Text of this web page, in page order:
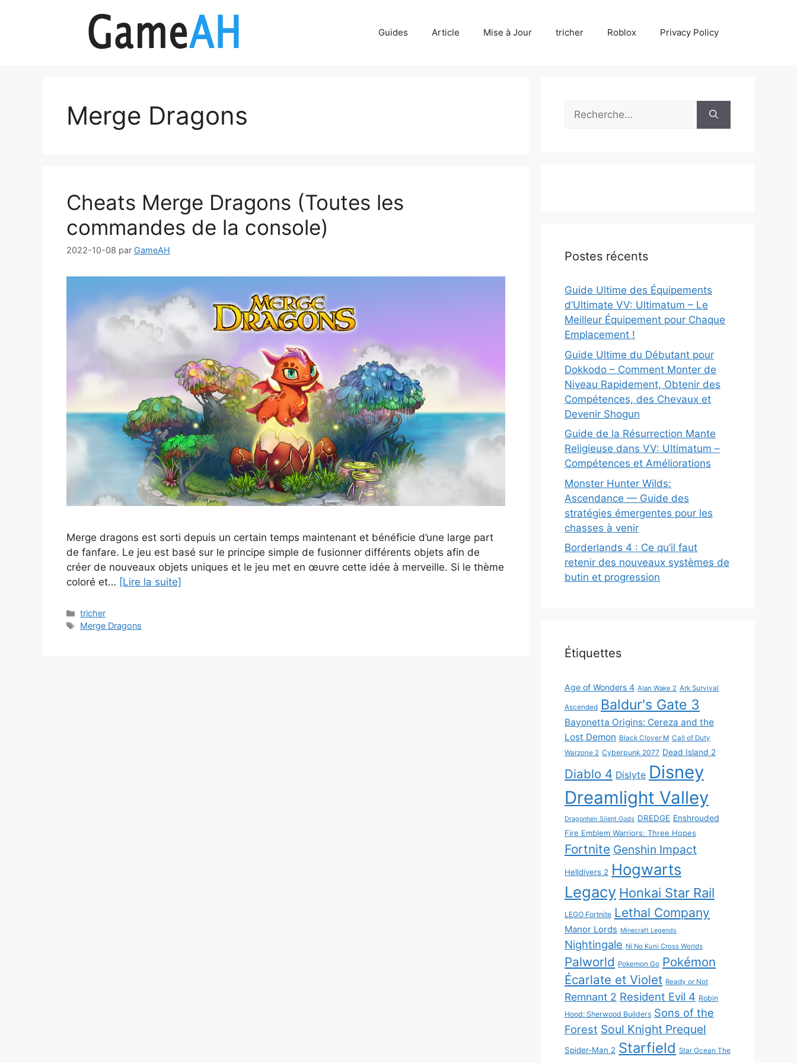
Guides Article Mise à Jour tricher Roblox Privacy Policy
Merge Dragons
Cheats Merge Dragons (Toutes les
commandes de la console)
2022-10-08 par GameAH
Merge dragons est sorti depuis un certain temps maintenant et bénéficie d’une large part
de fanfare. Le jeu est basé sur le principe simple de fusionner différents objets afin de
créer de nouveaux objets uniques et le jeu met en œuvre cette idée à merveille. Si le thème
coloré et… [Lire la suite]
Catégories
tricher
Étiquettes
Merge Dragons
Rechercher :
Postes récents
Guide Ultime des Équipements
d’Ultimate VV: Ultimatum – Le
Meilleur Équipement pour Chaque
Emplacement !
Guide Ultime du Débutant pour
Dokkodo – Comment Monter de
Niveau Rapidement, Obtenir des
Compétences, des Chevaux et
Devenir Shogun
Guide de la Résurrection Mante
Religieuse dans VV: Ultimatum –
Compétences et Améliorations
Monster Hunter Wilds:
Ascendance — Guide des
stratégies émergentes pour les
chasses à venir
Borderlands 4 : Ce qu’il faut
retenir des nouveaux systèmes de
butin et progression
Étiquettes
Age of Wonders 4 Alan Wake 2 Ark Survival
Ascended Baldur's Gate 3
Bayonetta Origins: Cereza and the
Lost Demon Black Clover M Call of Duty
Warzone 2 Cyberpunk 2077 Dead Island 2
Diablo 4 Dislyte Disney
Dreamlight Valley
Dragonheir Silent Gods DREDGE Enshrouded
Fire Emblem Warriors: Three Hopes
Fortnite Genshin Impact
Helldivers 2 Hogwarts
Legacy Honkai Star Rail
LEGO Fortnite Lethal Company
Manor Lords Minecraft Legends
Nightingale Ni No Kuni Cross Worlds
Palworld Pokemon Go Pokémon
Écarlate et Violet Ready or Not
Remnant 2 Resident Evil 4 Robin
Hood: Sherwood Builders Sons of the
Forest Soul Knight Prequel
Spider-Man 2 Starfield Star Ocean The